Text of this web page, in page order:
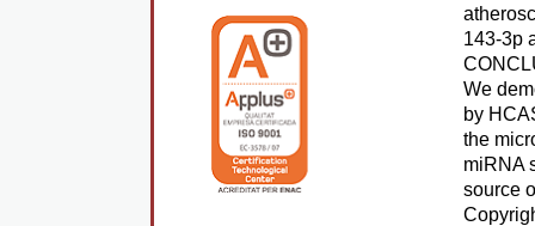
143-3p
We
by
the
miRNA
source